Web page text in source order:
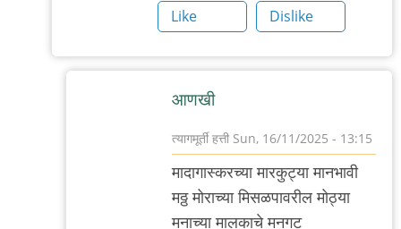
Like
Dislike
आणखी
त्यागमूर्ती हत्ती Sun, 16/11/2025 - 13:15
reply
to
मादागास्करच्या मारकुट्या मानभावी
मठ्ठ मोराच्या मिसळपावरील मोठ्या
मनाच्या मालकाचे मनगट